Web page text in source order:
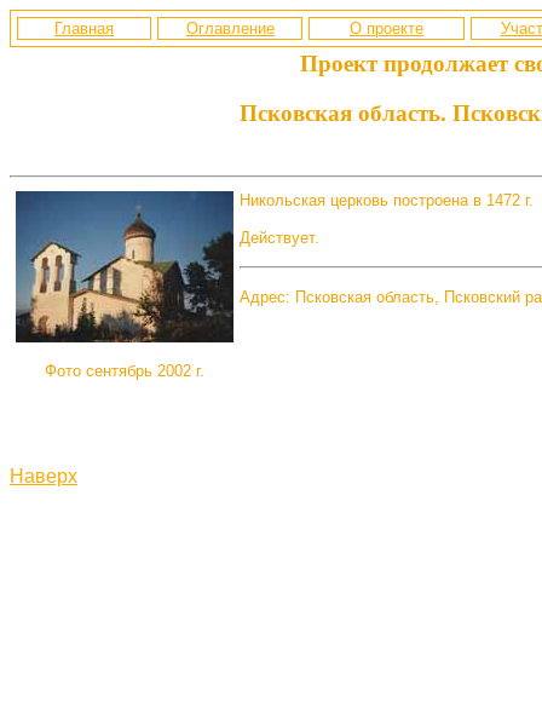
Главная Оглавление О проекте
Проект продолжает
Псковская область.
Фото сентябрь 2002 г.
Никольская церковь построена в 1472 г.
Действует.
Адрес: Псковская область, Псковский
Наверх